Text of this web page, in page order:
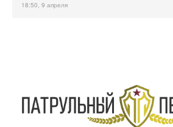
18:50, 9 апреля